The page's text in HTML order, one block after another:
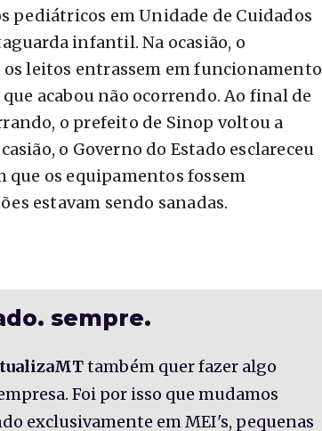
pediátricos em Unidade de Cuidados
infantil. Na ocasião, o
os leitos entrassem em funcionamento
acabou não ocorrendo. Ao final de
o prefeito de Sinop voltou a
o Governo do Estado esclareceu
os equipamentos fossem
estavam sendo sanadas.
sempre.
também quer fazer algo
Foi por isso que mudamos
exclusivamente em MEI's, pequenas